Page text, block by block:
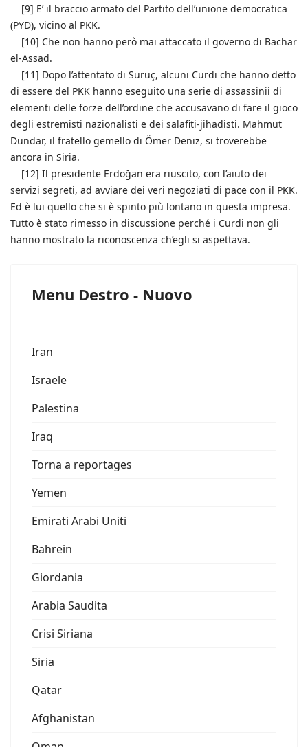
[9] E’ il braccio armato del Partito dell’unione democratica
(PYD), vicino al PKK.
[10] Che non hanno però mai attaccato il governo di Bachar
el-Assad.
[11] Dopo l’attentato di Suruç, alcuni Curdi che hanno detto
di essere del PKK hanno eseguito una serie di assassinii di
elementi delle forze dell’ordine che accusavano di fare il gioco
degli estremisti nazionalisti e dei salafiti-jihadisti. Mahmut
Dündar, il fratello gemello di Ömer Deniz, si troverebbe
ancora in Siria.
[12] Il presidente Erdoğan era riuscito, con l’aiuto dei
servizi segreti, ad avviare dei veri negoziati di pace con il PKK.
Ed è lui quello che si è spinto più lontano in questa impresa.
Tutto è stato rimesso in discussione perché i Curdi non gli
hanno mostrato la riconoscenza ch’egli si aspettava.
Menu Destro - Nuovo
Iran
Israele
Palestina
Iraq
Torna a reportages
Yemen
Emirati Arabi Uniti
Bahrein
Giordania
Arabia Saudita
Crisi Siriana
Siria
Qatar
Afghanistan